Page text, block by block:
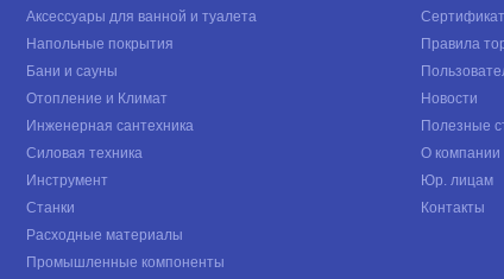
Аксессуары для ванной и туалета
Напольные покрытия
Бани и сауны
Отопление и Климат
Инженерная сантехника
Силовая техника
Инструмент
Станки
Расходные материалы
Промышленные компоненты
Правила
Новости
Полезные
О компании
Юр. лицам
Контакты